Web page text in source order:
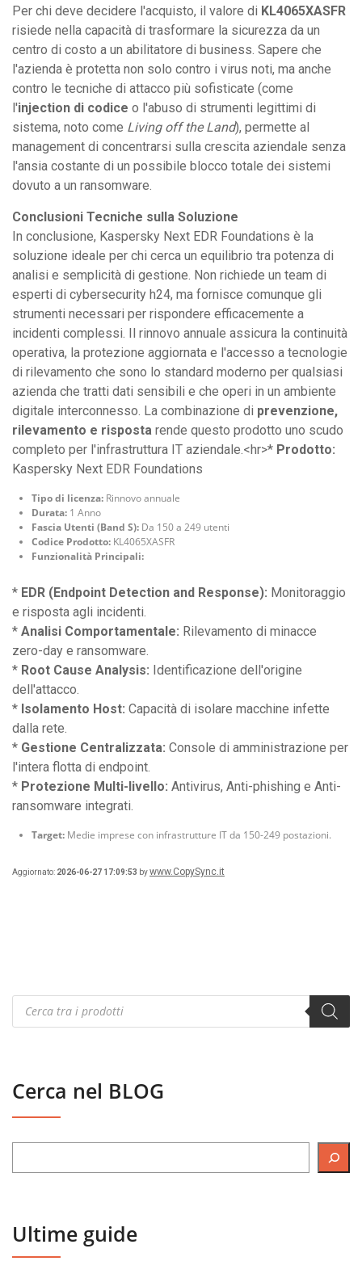
Per chi deve decidere l'acquisto, il valore di KL4065XASFR
risiede nella capacità di trasformare la sicurezza da un
centro di costo a un abilitatore di business. Sapere che
l'azienda è protetta non solo contro i virus noti, ma anche
contro le tecniche di attacco più sofisticate (come
l'injection di codice o l'abuso di strumenti legittimi di
sistema, noto come Living off the Land), permette al
management di concentrarsi sulla crescita aziendale senza
l'ansia costante di un possibile blocco totale dei sistemi
dovuto a un ransomware.
Conclusioni Tecniche sulla Soluzione
In conclusione, Kaspersky Next EDR Foundations è la
soluzione ideale per chi cerca un equilibrio tra potenza di
analisi e semplicità di gestione. Non richiede un team di
esperti di cybersecurity h24, ma fornisce comunque gli
strumenti necessari per rispondere efficacemente a
incidenti complessi. Il rinnovo annuale assicura la continuità
operativa, la protezione aggiornata e l'accesso a tecnologie
di rilevamento che sono lo standard moderno per qualsiasi
azienda che tratti dati sensibili e che operi in un ambiente
digitale interconnesso. La combinazione di prevenzione,
rilevamento e risposta rende questo prodotto uno scudo
completo per l'infrastruttura IT aziendale.<hr>* Prodotto:
Kaspersky Next EDR Foundations
Tipo di licenza: Rinnovo annuale
Durata: 1 Anno
Fascia Utenti (Band S): Da 150 a 249 utenti
Codice Prodotto: KL4065XASFR
Funzionalità Principali:
* EDR (Endpoint Detection and Response): Monitoraggio
e risposta agli incidenti.
* Analisi Comportamentale: Rilevamento di minacce
zero-day e ransomware.
* Root Cause Analysis: Identificazione dell'origine
dell'attacco.
* Isolamento Host: Capacità di isolare macchine infette
dalla rete.
* Gestione Centralizzata: Console di amministrazione per
l'intera flotta di endpoint.
* Protezione Multi-livello: Antivirus, Anti-phishing e Anti-
ransomware integrati.
Target: Medie imprese con infrastrutture IT da 150-249 postazioni.
Aggiornato: 2026-06-27 17:09:53 bywww.CopySync.it
Products
search
Cerca nel BLOG
Ultime guide